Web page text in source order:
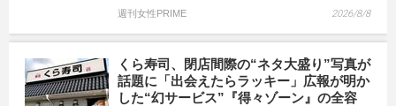
週刊女性PRIME 2026/8/8
くら寿司、閉店間際の“ネタ大盛り”写真が
話題に「出会えたらラッキー」広報が明か
した“幻サービス”『得々ゾーン』の全容